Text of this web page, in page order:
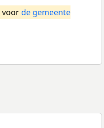
voorde gemeente